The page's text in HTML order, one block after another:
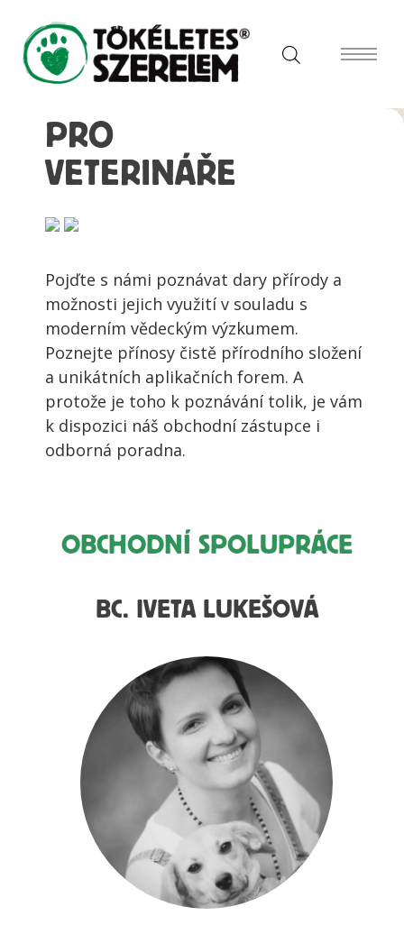
PRO
VETERINÁŘE
Pojďte s námi poznávat dary přírody a
možnosti jejich využití v souladu s
moderním vědeckým výzkumem.
Poznejte přínosy čistě přírodního složení
a unikátních aplikačních forem. A
protože je toho k poznávání tolik, je vám
k dispozici náš obchodní zástupce i
odborná poradna.
OBCHODNÍ SPOLUPRÁCE
BC. IVETA LUKEŠOVÁ